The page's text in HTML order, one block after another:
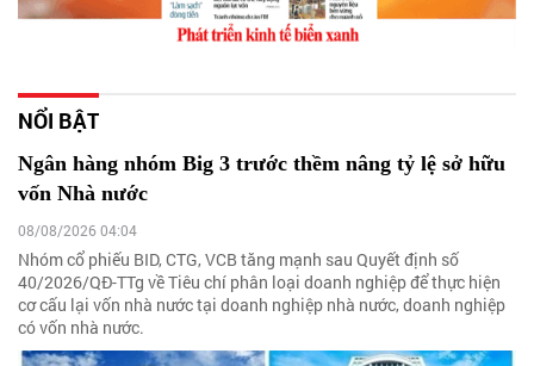
NỔI BẬT
Ngân hàng nhóm Big 3 trước thềm nâng tỷ lệ sở hữu
vốn Nhà nước
08/08/2026 04:04
Nhóm cổ phiếu BID, CTG, VCB tăng mạnh sau Quyết định số
40/2026/QĐ-TTg về Tiêu chí phân loại doanh nghiệp để thực hiện
cơ cấu lại vốn nhà nước tại doanh nghiệp nhà nước, doanh nghiệp
có vốn nhà nước.